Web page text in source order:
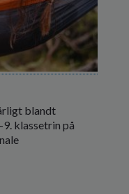
blandt
9. klassetrin på